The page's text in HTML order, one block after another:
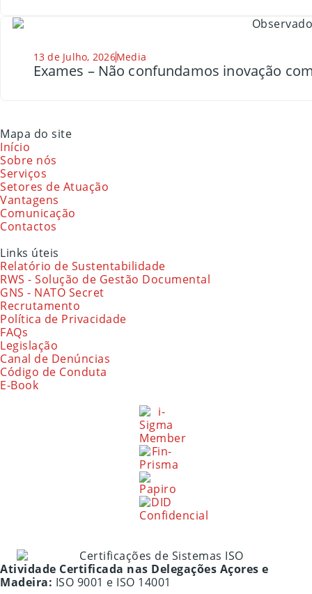
13 de Julho, 2026Media
Exames – Não confundamos inovação
Mapa do site
Início
Sobre nós
Serviços
Setores de Atuação
Vantagens
Comunicação
Contactos
Links úteis
Relatório de Sustentabilidade
RWS - Solução de Gestão Documental
GNS - NATO Secret
Recrutamento
Política de Privacidade
FAQs
Legislação
Canal de Denúncias
Código de Conduta
E-Book
Atividade Certificada nas Delegações Açores e
Madeira: ISO 9001 e ISO 14001